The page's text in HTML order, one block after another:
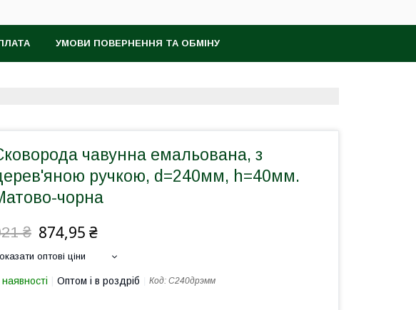
УМОВИ ПОВЕРНЕННЯ ТА ОБМІНУ
чавунна емальована, з
ручкою, d=240мм, h=40мм.
чорна
₴ 874,95 ₴
оптові ціни
Оптом і в роздріб Код: С240дрэмм